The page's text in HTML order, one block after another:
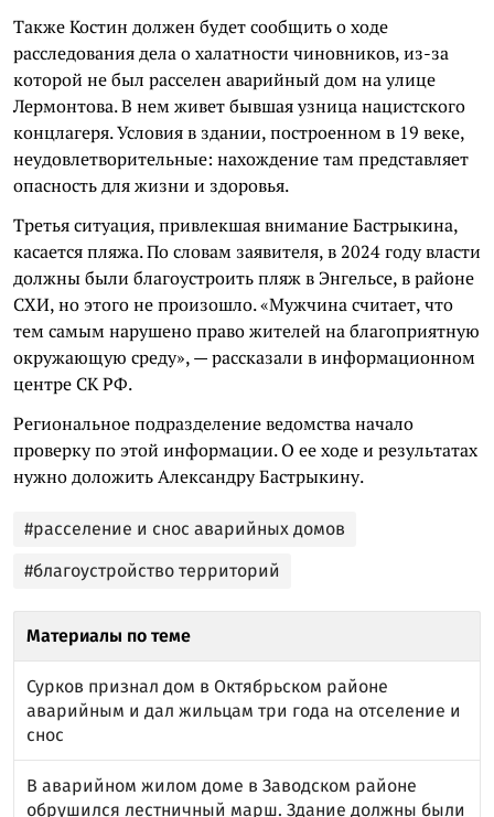
Также Костин должен будет сообщить о ходе
расследования дела о халатности чиновников, из-за
которой не был расселен аварийный дом на улице
Лермонтова. В нем живет бывшая узница нацистского
концлагеря. Условия в здании, построенном в 19 веке,
неудовлетворительные: нахождение там представляет
опасность для жизни и здоровья.
Третья ситуация, привлекшая внимание Бастрыкина,
касается пляжа. По словам заявителя, в 2024 году власти
должны были благоустроить пляж в Энгельсе, в районе
СХИ, но этого не произошло. «Мужчина считает, что
тем самым нарушено право жителей на благоприятную
окружающую среду», — рассказали в информационном
центре СК РФ.
Региональное подразделение ведомства начало
проверку по этой информации. О ее ходе и результатах
нужно доложить Александру Бастрыкину.
#расселение и снос аварийных домов
#благоустройство территорий
Материалы по теме
Сурков признал дом в Октябрьском районе
аварийным и дал жильцам три года на отселение и
снос
В аварийном жилом доме в Заводском районе
обрушился лестничный марш. Здание должны были